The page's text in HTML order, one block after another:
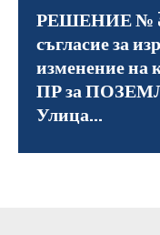
РЕШЕНИЕ №
съгласие за
изменение на
ПР за
Улица...